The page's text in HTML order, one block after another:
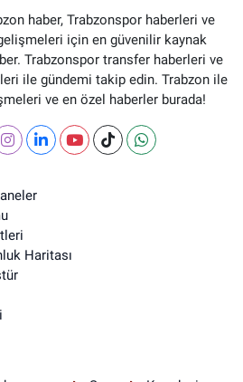
haber, Trabzonspor haberleri ve
için en güvenilir kaynak
Trabzonspor transfer haberleri ve
ile gündemi takip edin. Trabzon ile
ve en özel haberler burada!
Haritası